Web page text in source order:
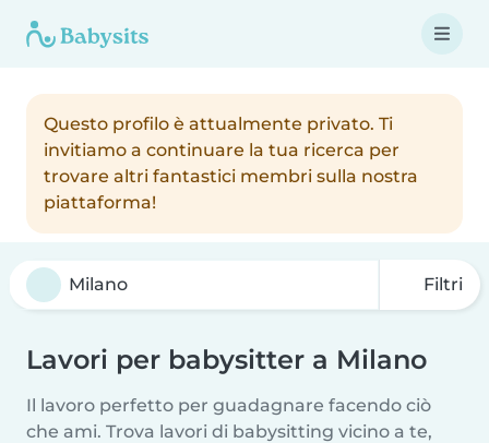
Questo profilo è attualmente privato. Ti
invitiamo a continuare la tua ricerca per
trovare altri fantastici membri sulla nostra
piattaforma!
Filtri
Lavori per babysitter a Milano
Il lavoro perfetto per guadagnare facendo ciò
che ami. Trova lavori di babysitting vicino a te,